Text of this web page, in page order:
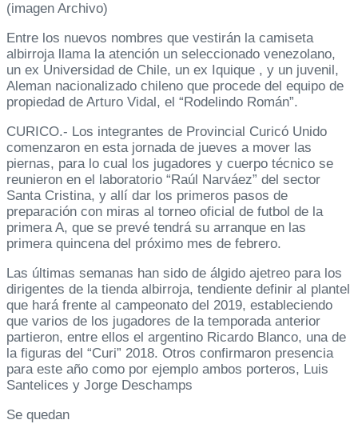
(imagen Archivo)
Entre los nuevos nombres que vestirán la camiseta
albirroja llama la atención un seleccionado venezolano,
un ex Universidad de Chile, un ex Iquique , y un juvenil,
Aleman nacionalizado chileno que procede del equipo de
propiedad de Arturo Vidal, el “Rodelindo Román”.
CURICO.- Los integrantes de Provincial Curicó Unido
comenzaron en esta jornada de jueves a mover las
piernas, para lo cual los jugadores y cuerpo técnico se
reunieron en el laboratorio “Raúl Narváez” del sector
Santa Cristina, y allí dar los primeros pasos de
preparación con miras al torneo oficial de futbol de la
primera A, que se prevé tendrá su arranque en las
primera quincena del próximo mes de febrero.
Las últimas semanas han sido de álgido ajetreo para los
dirigentes de la tienda albirroja, tendiente definir al plantel
que hará frente al campeonato del 2019, estableciendo
que varios de los jugadores de la temporada anterior
partieron, entre ellos el argentino Ricardo Blanco, una de
la figuras del “Curi” 2018. Otros confirmaron presencia
para este año como por ejemplo ambos porteros, Luis
Santelices y Jorge Deschamps
Se quedan